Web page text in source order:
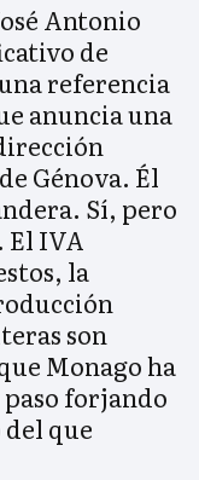
Antonio
de
referencia
anuncia una
Génova. Él
Sí, pero
El IVA
la
son
Monago ha
forjando
que